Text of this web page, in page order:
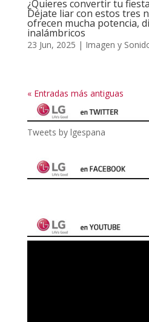
¿Quieres convertir tu
Déjate liar con estos tres
ofrecen mucha potencia,
inalámbricos
23 Jun, 2025 | Imagen y
« Entradas más antiguas
Tweets by lgespana